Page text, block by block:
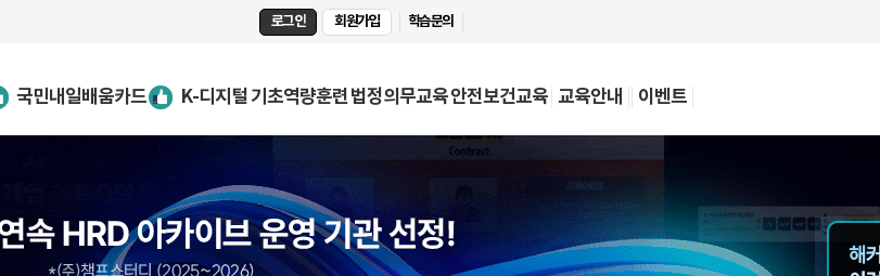
국민내일배움카드 K-디지털 기초역량훈련법정의무교육안전보건교육 교육안내 이벤트
로그인 회원가입 학습문의